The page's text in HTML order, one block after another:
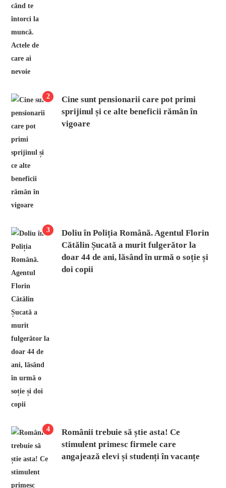
2
Cine sunt pensionarii care pot primi
sprijinul și ce alte beneficii rămân în
vigoare
3
Doliu în Poliția Română. Agentul Florin
Cătălin Șucată a murit fulgerător la
doar 44 de ani, lăsând în urmă o soție și
doi copii
4
Românii trebuie să știe asta! Ce
stimulent primesc firmele care
angajează elevi și studenți în vacanțe